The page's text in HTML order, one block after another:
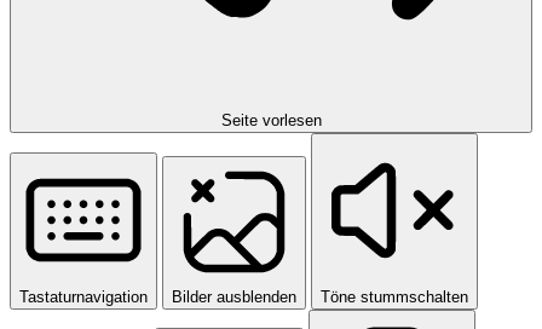
Seite vorlesen
Tastaturnavigation Bilder ausblenden Töne stummschalten